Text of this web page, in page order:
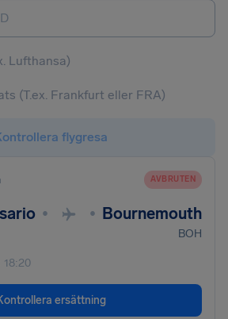
flygresa
AVBRUTEN
• • Bournemouth
BOH
18:20
ersättning